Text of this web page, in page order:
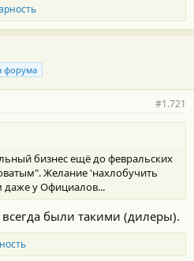
форума
#1.721
бизнес ещё до февральских
Желание 'нахлобучить
у Официалов...
были такими (дилеры).